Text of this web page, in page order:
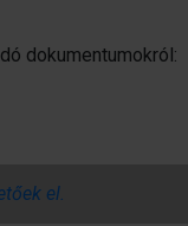
dokumentumokról:
el.